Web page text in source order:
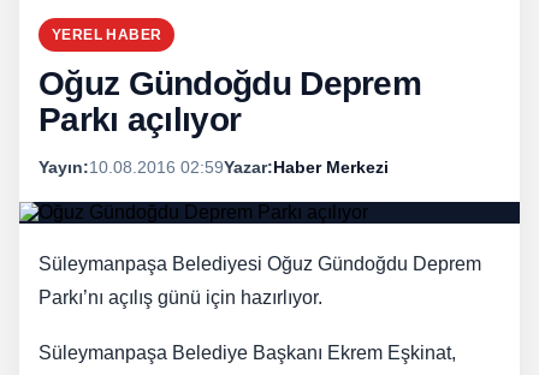
YEREL HABER
Oğuz Gündoğdu Deprem
Parkı açılıyor
Yayın:10.08.2016 02:59Yazar:Haber Merkezi
Süleymanpaşa Belediyesi Oğuz Gündoğdu Deprem
Parkı’nı açılış günü için hazırlıyor.
Süleymanpaşa Belediye Başkanı Ekrem Eşkinat,